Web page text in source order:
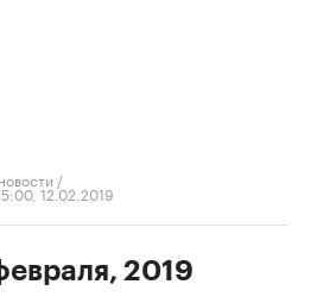
/
12.02.2019
2019